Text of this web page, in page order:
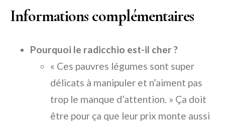
Informations complémentaires
Pourquoi le radicchio est-il cher ?
« Ces pauvres légumes sont super
délicats à manipuler et n’aiment pas
trop le manque d’attention. » Ça doit
être pour ça que leur prix monte aussi